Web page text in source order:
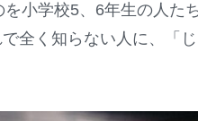
小学校5、6年生の人た
全く知らない人に、「